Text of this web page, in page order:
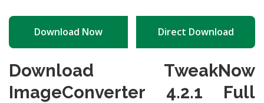
Download Now Direct Download
Download TweakNow
ImageConverter 4.2.1 Full